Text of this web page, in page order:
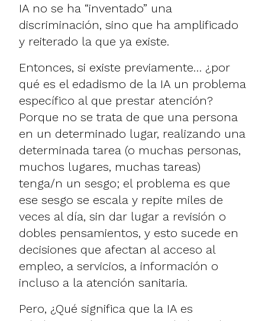
IA no se ha “inventado” una
discriminación, sino que ha amplificado
y reiterado la que ya existe.
Entonces, si existe previamente… ¿por
qué es el edadismo de la IA un problema
específico al que prestar atención?
Porque no se trata de que una persona
en un determinado lugar, realizando una
determinada tarea (o muchas personas,
muchos lugares, muchas tareas)
tenga/n un sesgo; el problema es que
ese sesgo se escala y repite miles de
veces al día, sin dar lugar a revisión o
dobles pensamientos, y esto sucede en
decisiones que afectan al acceso al
empleo, a servicios, a información o
incluso a la atención sanitaria.
Pero, ¿Qué significa que la IA es